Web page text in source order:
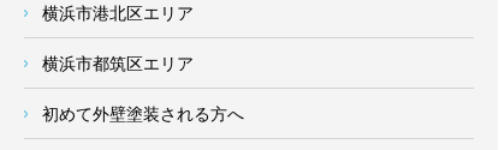
横浜市港北区エリア
横浜市都筑区エリア
初めて外壁塗装される方へ